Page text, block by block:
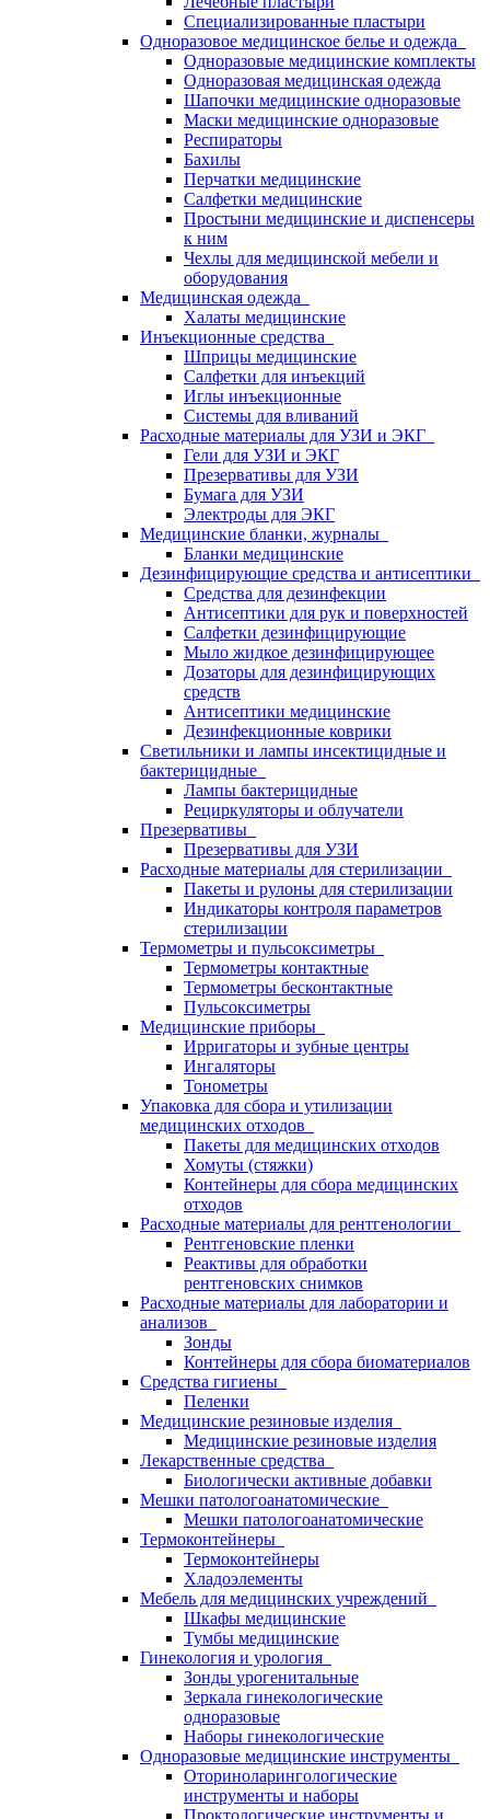
Специализированные пластыри
Одноразовое медицинское белье и одежда
Одноразовые медицинские комплекты
Одноразовая медицинская одежда
Шапочки медицинские одноразовые
Маски медицинские одноразовые
Респираторы
Бахилы
Перчатки медицинские
Салфетки медицинские
Простыни медицинские и диспенсеры
к ним
Чехлы для медицинской мебели и
оборудования
Медицинская одежда
Халаты медицинские
Инъекционные средства
Шприцы медицинские
Салфетки для инъекций
Иглы инъекционные
Системы для вливаний
Расходные материалы для УЗИ и ЭКГ
Гели для УЗИ и ЭКГ
Презервативы для УЗИ
Бумага для УЗИ
Электроды для ЭКГ
Медицинские бланки, журналы
Бланки медицинские
Дезинфицирующие средства и антисептики
Средства для дезинфекции
Антисептики для рук и поверхностей
Салфетки дезинфицирующие
Мыло жидкое дезинфицирующее
Дозаторы для дезинфицирующих
средств
Антисептики медицинские
Дезинфекционные коврики
Светильники и лампы инсектицидные и
бактерицидные
Лампы бактерицидные
Рециркуляторы и облучатели
Презервативы
Презервативы для УЗИ
Расходные материалы для стерилизации
Пакеты и рулоны для стерилизации
Индикаторы контроля параметров
стерилизации
Термометры и пульсоксиметры
Термометры контактные
Термометры бесконтактные
Пульсоксиметры
Медицинские приборы
Ирригаторы и зубные центры
Ингаляторы
Тонометры
Упаковка для сбора и утилизации
медицинских отходов
Пакеты для медицинских отходов
Хомуты (стяжки)
Контейнеры для сбора медицинских
отходов
Расходные материалы для рентгенологии
Рентгеновские пленки
Реактивы для обработки
рентгеновских снимков
Расходные материалы для лаборатории и
анализов
Зонды
Контейнеры для сбора биоматериалов
Средства гигиены
Пеленки
Медицинские резиновые изделия
Медицинские резиновые изделия
Лекарственные средства
Биологически активные добавки
Мешки патологоанатомические
Мешки патологоанатомические
Термоконтейнеры
Термоконтейнеры
Хладоэлементы
Мебель для медицинских учреждений
Шкафы медицинские
Тумбы медицинские
Гинекология и урология
Зонды урогенитальные
Зеркала гинекологические
одноразовые
Наборы гинекологические
Одноразовые медицинские инструменты
Оториноларингологические
инструменты и наборы
Проктологические инструменты и